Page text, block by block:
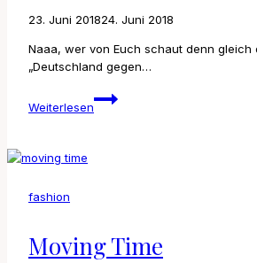
23. Juni 201824. Juni 2018
Naaa, wer von Euch schaut denn gleich
„Deutschland gegen…
Weiterlesen
Saturday
Post
fashion
Moving Time